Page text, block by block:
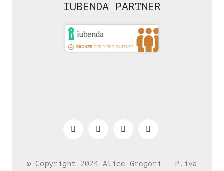
IUBENDA PARTNER
© Copyright 2024 Alice Gregori - P.iva